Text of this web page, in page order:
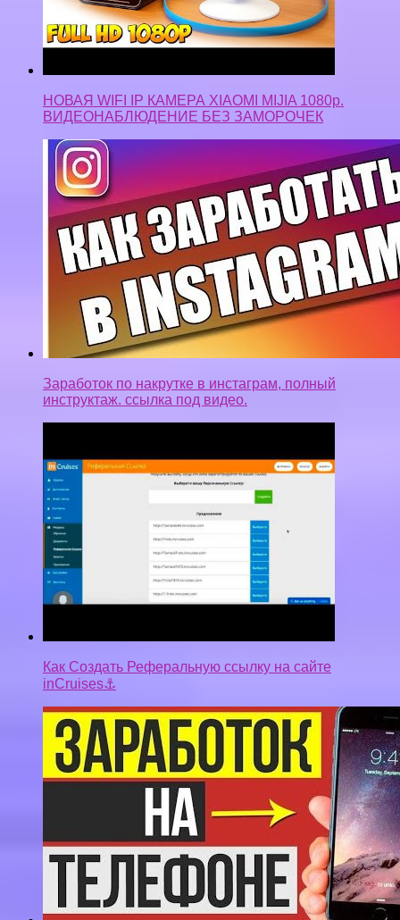
Заработок по накрутке в инстаграм, полный
инструктаж. ссылка под видео.
Как Создать Реферальную ссылку на сайте
inCruises⚓
Заработок денег на Андроиде, как заработать
деньги на телефоне
Privacy-policy
Контакты